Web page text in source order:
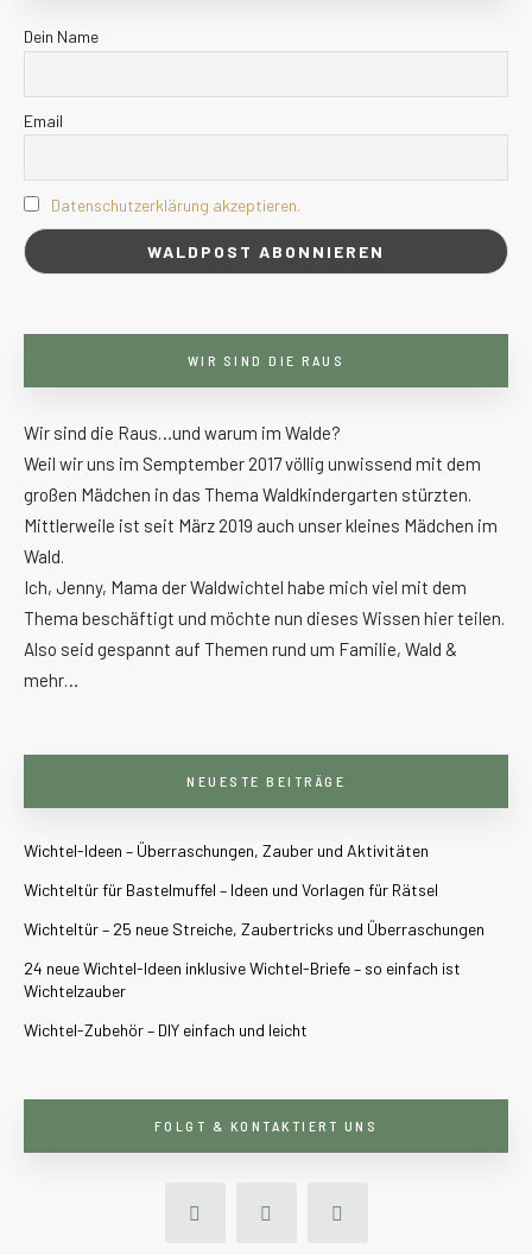
Dein Name
Email
Datenschutzerklärung akzeptieren.
WIR SIND DIE RAUS
Wir sind die Raus…und warum im Walde?
Weil wir uns im Semptember 2017 völlig unwissend mit dem
großen Mädchen in das Thema Waldkindergarten stürzten.
Mittlerweile ist seit März 2019 auch unser kleines Mädchen im
Wald.
Ich, Jenny, Mama der Waldwichtel habe mich viel mit dem
Thema beschäftigt und möchte nun dieses Wissen hier teilen.
Also seid gespannt auf Themen rund um Familie, Wald &
mehr…
NEUESTE BEITRÄGE
Wichtel-Ideen – Überraschungen, Zauber und Aktivitäten
Wichteltür für Bastelmuffel – Ideen und Vorlagen für Rätsel
Wichteltür – 25 neue Streiche, Zaubertricks und Überraschungen
24 neue Wichtel-Ideen inklusive Wichtel-Briefe – so einfach ist
Wichtelzauber
Wichtel-Zubehör – DIY einfach und leicht
FOLGT & KONTAKTIERT UNS